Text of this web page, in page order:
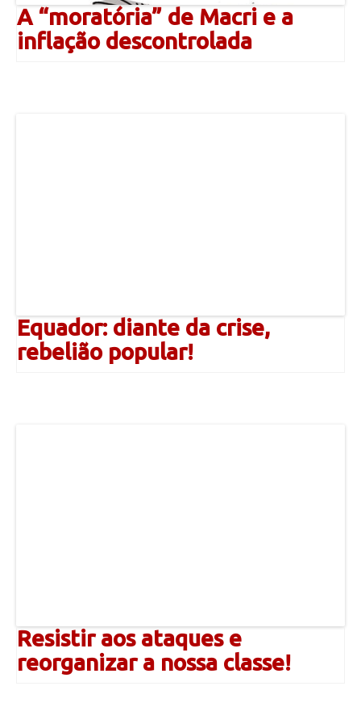
A “moratória” de Macri e a
inflação descontrolada
Equador: diante da crise,
rebelião popular!
Resistir aos ataques e
reorganizar a nossa classe!